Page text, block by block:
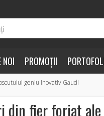
NOI PROMOȚII
geniu inovativ Gaudi
din fier forjat